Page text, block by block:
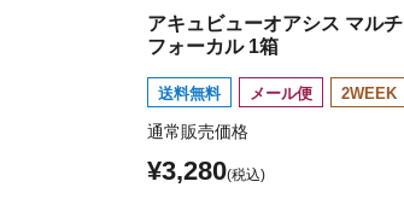
アキュビューオアシス マルチ
フォーカル 1箱
送料無料 メール便 2WEEK
通常販売価格
¥3,280